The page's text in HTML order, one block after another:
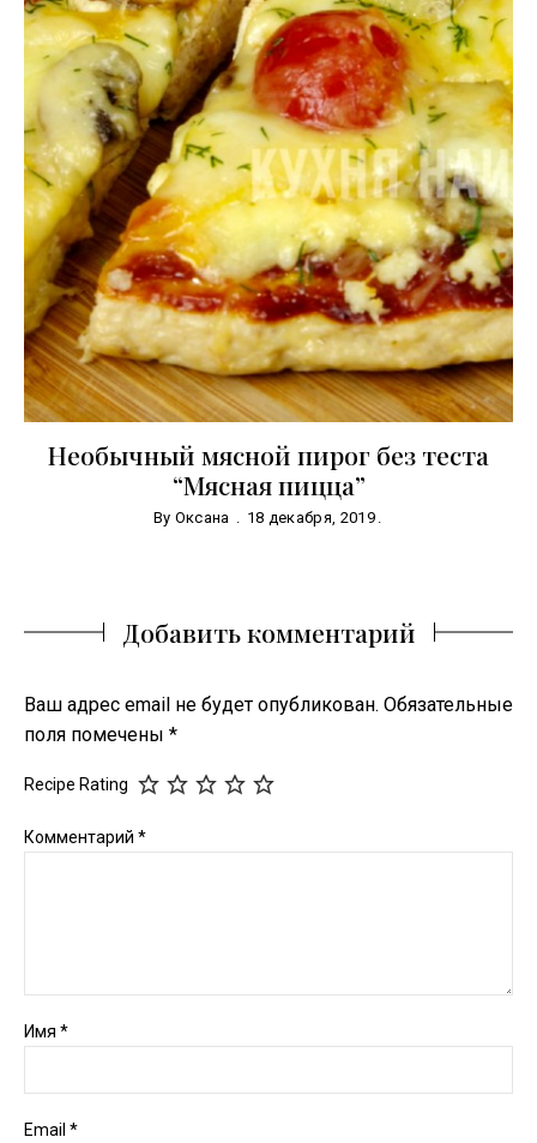
Необычный мясной пирог без теста
“Мясная пицца”
By Оксана 18 декабря, 2019
Добавить комментарий
Ваш адрес email не будет опубликован. Обязательные
поля помечены *
Recipe Rating
Комментарий *
Имя *
Email *